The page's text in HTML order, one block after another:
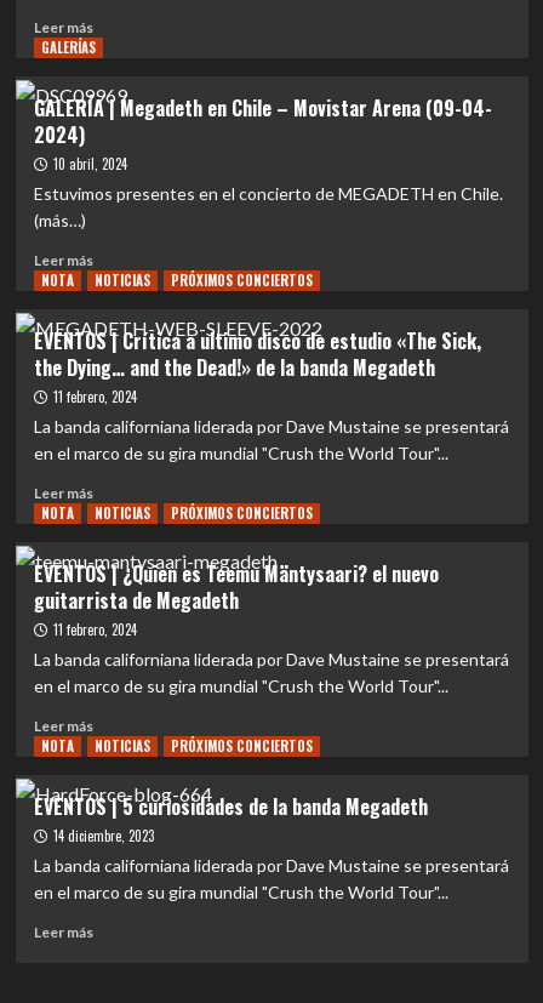
en
tiempo
récord
la
de
Leer másLeer
más
REVIEW
CONCIERTO
Rust
Metal:
del
poderoso
de
Megadeth
GALERÍAS
GALERÍA | Megadeth en Chile – Movistar Arena (09-04-
2024)
10 abril, 2024
Estuvimos presentes en el concierto de MEGADETH en Chile.
(más…)
Leer másLeer
más
GALERÍA
|
Megadeth
en
Chile
Movistar
Arena
(09-
2024)
NOTA NOTICIAS PRÓXIMOS CONCIERTOS
EVENTOS | Crítica a ultimo disco de estudio «The Sick,
the Dying… and the Dead!» de la banda Megadeth
11 febrero, 2024
La banda californiana liderada por Dave Mustaine se presentará
en el marco de su gira mundial "Crush the World Tour"...
Leer másLeer
más
EVENTOS
|
Crítica
a
ultimo
de
estudio
«The
the
Dying…
and
de
la
NOTA NOTICIAS PRÓXIMOS CONCIERTOS
EVENTOS | ¿Quien es Teemu Mäntysaari? el nuevo
guitarrista de Megadeth
11 febrero, 2024
La banda californiana liderada por Dave Mustaine se presentará
en el marco de su gira mundial "Crush the World Tour"...
Leer másLeer
más
EVENTOS
|
¿Quien
es
Teemu
Mäntysaari?
el
NOTA NOTICIAS PRÓXIMOS CONCIERTOS
EVENTOS | 5 curiosidades de la banda Megadeth
14 diciembre, 2023
La banda californiana liderada por Dave Mustaine se presentará
en el marco de su gira mundial "Crush the World Tour"...
Leer másLeer